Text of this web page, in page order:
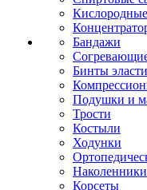
Бандажи
Бинты
Подушки и
Трости
Костыли
Ходунки
Наколенники
Корсеты